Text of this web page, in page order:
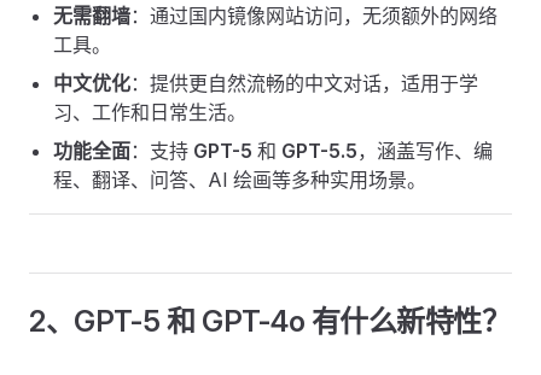
无需翻墙：通过国内镜像网站访问，无须额外的网络
工具。
中文优化：提供更自然流畅的中文对话，适用于学
习、工作和日常生活。
功能全面：支持 GPT-5 和 GPT-5.5，涵盖写作、编
程、翻译、问答、AI 绘画等多种实用场景。
2、GPT-5 和 GPT-4o 有什么新特性？